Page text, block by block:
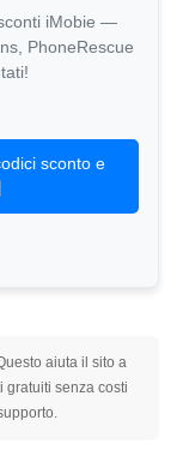
iMobie —
PhoneRescue
sconto e
aiuta il sito a
gratuiti senza costi